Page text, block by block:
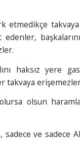
etmedikçe
haksız yere
takvaya
olsun
sadece ve sadece